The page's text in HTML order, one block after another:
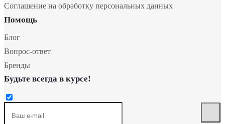
Соглашение на обработку персональных данных
Помощь
Блог
Вопрос-ответ
Бренды
Будьте всегда в курсе!